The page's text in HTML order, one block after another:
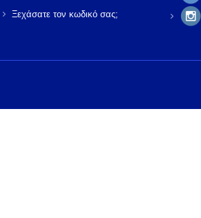
Ξεχάσατε τον κωδικό σας;